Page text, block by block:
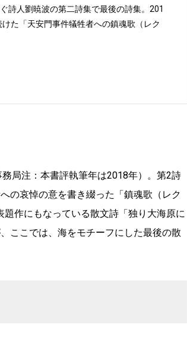
詩人劉暁波の第二詩集で最後の詩集。201
た「天安門事件犠牲者への鎮魂歌（レク
局注：本書評執筆年は2018年）。第2詩
の哀悼の意を書き綴った「鎮魂歌（レク
作にもなっている散文詩「独り大海原に
ここでは、海をモチーフにした最後の散